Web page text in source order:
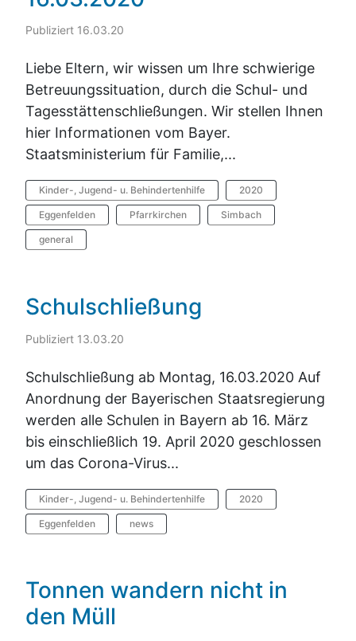
Publiziert 16.03.20
Liebe Eltern, wir wissen um Ihre schwierige
Betreuungssituation, durch die Schul- und
Tagesstättenschließungen. Wir stellen Ihnen
hier Informationen vom Bayer.
Staatsministerium für Familie,...
Kinder-, Jugend- u. Behindertenhilfe 2020
Eggenfelden Pfarrkirchen Simbach
general
Schulschließung
Publiziert 13.03.20
Schulschließung ab Montag, 16.03.2020 Auf
Anordnung der Bayerischen Staatsregierung
werden alle Schulen in Bayern ab 16. März
bis einschließlich 19. April 2020 geschlossen
um das Corona-Virus...
Kinder-, Jugend- u. Behindertenhilfe 2020
Eggenfelden news
Tonnen wandern nicht in
den Müll